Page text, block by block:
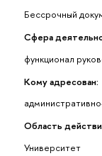
Бессрочный
Сфера
функционал
Кому адресован:
Область
Университет